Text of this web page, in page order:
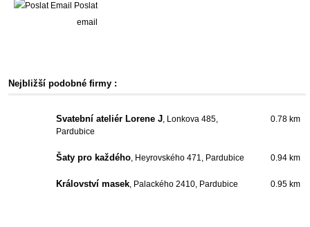
Poslat
email
Nejbližší podobné firmy :
Svatební ateliér Lorene J, Lonkova 485,
Pardubice
0.78 km
Šaty pro každého, Heyrovského 471, Pardubice 0.94 km
Království masek, Palackého 2410, Pardubice 0.95 km